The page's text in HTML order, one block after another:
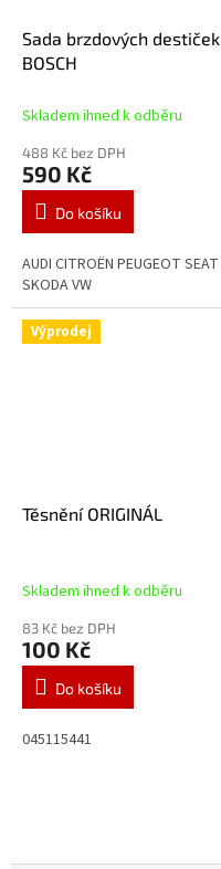
Sada brzdových destiček
BOSCH
Skladem ihned k odběru
488 Kč bez DPH
590 Kč
Do košíku
AUDI CITROËN PEUGEOT SEAT
SKODA VW
Výprodej
Těsnění ORIGINÁL
Skladem ihned k odběru
83 Kč bez DPH
100 Kč
Do košíku
045115441